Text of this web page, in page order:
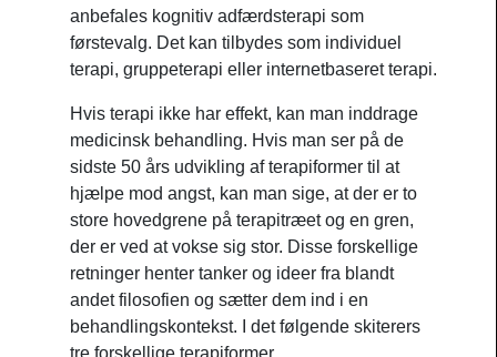
anbefales kognitiv adfærdsterapi som
førstevalg. Det kan tilbydes som individuel
terapi, gruppeterapi eller internetbaseret terapi.
Hvis terapi ikke har effekt, kan man inddrage
medicinsk behandling. Hvis man ser på de
sidste 50 års udvikling af terapiformer til at
hjælpe mod angst, kan man sige, at der er to
store hovedgrene på terapitræet og en gren,
der er ved at vokse sig stor. Disse forskellige
retninger henter tanker og ideer fra blandt
andet filosofien og sætter dem ind i en
behandlingskontekst. I det følgende skiterers
tre forskellige terapiformer